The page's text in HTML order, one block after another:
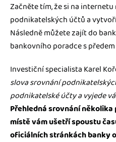
Začněte tím, že si na
podnikatelských účtů a
Následně můžete zajít do
bankovního poradce s
Investiční specialista Karel
slova srovnání
podnikatelské účty a vyjede
Přehledná srovnání
místě vám ušetří spoustu
oficiálních stránkách banky